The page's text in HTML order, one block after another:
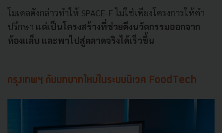
โมเดลดังกล่าวทำให้ SPACE-F ไม่ใช่เพียงโครงการให้คำ
ปรึกษา แต่เป็นโครงสร้างที่ช่วยดึงนวัตกรรมออกจาก
ห้องแล็บ และพาไปสู่ตลาดจริงได้เร็วขึ้น
กรุงเทพฯ กับบทบาทใหม่ในระบบนิเวศ FoodTech